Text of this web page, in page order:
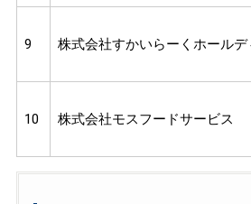
9 株式会社すかいらーくホールデ
10 株式会社モスフードサービス